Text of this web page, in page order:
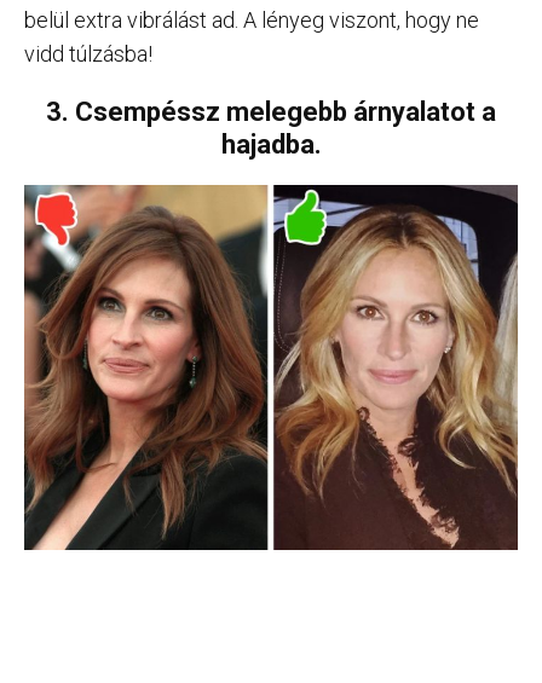
belül extra vibrálást ad. A lényeg viszont, hogy ne
vidd túlzásba!
3. Csempéssz melegebb árnyalatot a
hajadba.